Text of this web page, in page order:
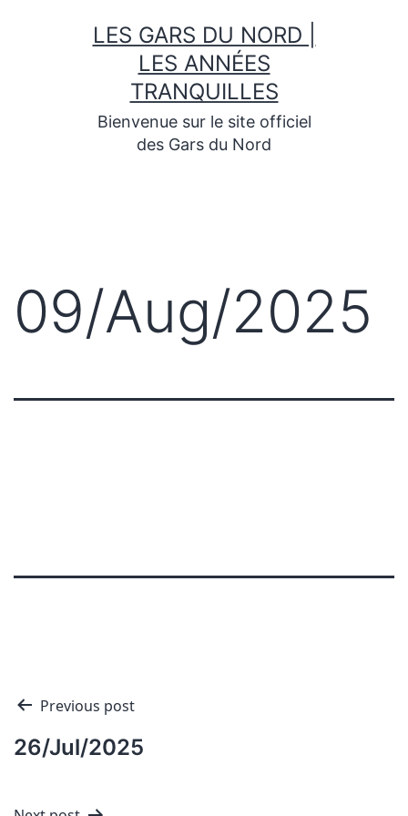
LES GARS DU NORD |
LES ANNÉES
TRANQUILLES
Bienvenue sur le site officiel
des Gars du Nord
09/Aug/2025
Navigation
de
l'article
Previous post
26/Jul/2025